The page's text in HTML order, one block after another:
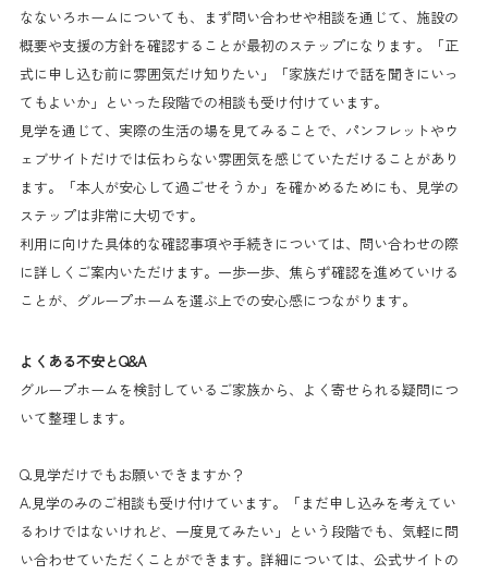
なないろホームについても、まず問い合わせや相談を通じて、施設の
概要や支援の方針を確認することが最初のステップになります。「正
式に申し込む前に雰囲気だけ知りたい」「家族だけで話を聞きにいっ
てもよいか」といった段階での相談も受け付けています。
見学を通じて、実際の生活の場を見てみることで、パンフレットやウ
ェブサイトだけでは伝わらない雰囲気を感じていただけることがあり
ます。「本人が安心して過ごせそうか」を確かめるためにも、見学の
ステップは非常に大切です。
利用に向けた具体的な確認事項や手続きについては、問い合わせの際
に詳しくご案内いただけます。一歩一歩、焦らず確認を進めていける
ことが、グループホームを選ぶ上での安心感につながります。
よくある不安とQ&A
グループホームを検討しているご家族から、よく寄せられる疑問につ
いて整理します。
Q.見学だけでもお願いできますか？
A.見学のみのご相談も受け付けています。「まだ申し込みを考えてい
るわけではないけれど、一度見てみたい」という段階でも、気軽に問
い合わせていただくことができます。詳細については、公式サイトの